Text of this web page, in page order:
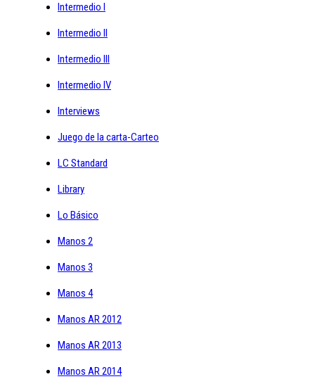
Intermedio I
Intermedio II
Intermedio III
Intermedio IV
Interviews
Juego de la carta-Carteo
LC Standard
Library
Lo Básico
Manos 2
Manos 3
Manos 4
Manos AR 2012
Manos AR 2013
Manos AR 2014